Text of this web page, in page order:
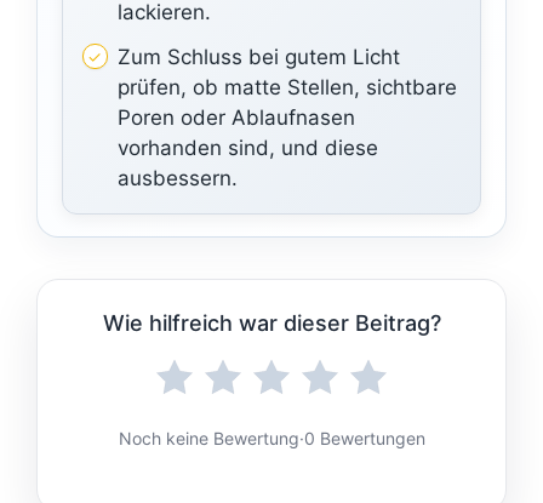
lackieren.
Zum Schluss bei gutem Licht
prüfen, ob matte Stellen, sichtbare
Poren oder Ablaufnasen
vorhanden sind, und diese
ausbessern.
Wie hilfreich war dieser Beitrag?
Noch keine Bewertung·0 Bewertungen